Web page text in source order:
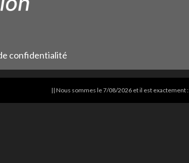
confidentialité
|| Nous sommes le 7/08/2026 et il est exactement :